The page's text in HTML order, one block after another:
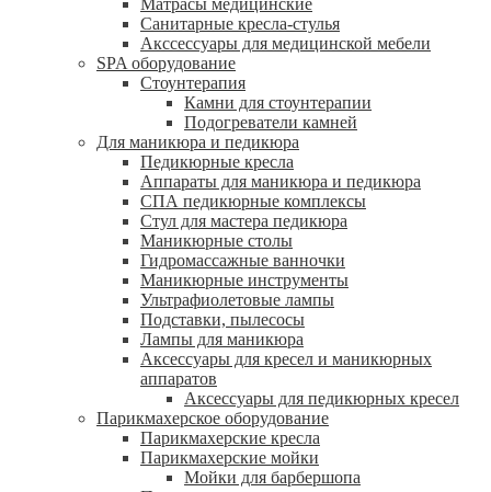
Матрасы медицинские
Санитарные кресла-стулья
Акссессуары для медицинской мебели
SPA оборудование
Стоунтерапия
Камни для стоунтерапии
Подогреватели камней
Для маникюра и педикюра
Педикюрные кресла
Аппараты для маникюра и педикюра
СПА педикюрные комплексы
Стул для мастера педикюра
Маникюрные столы
Гидромассажные ванночки
Маникюрные инструменты
Ультрафиолетовые лампы
Подставки, пылесосы
Лампы для маникюра
Аксессуары для кресел и маникюрных
аппаратов
Аксессуары для педикюрных кресел
Парикмахерское оборудование
Парикмахерские кресла
Парикмахерские мойки
Мойки для барбершопа